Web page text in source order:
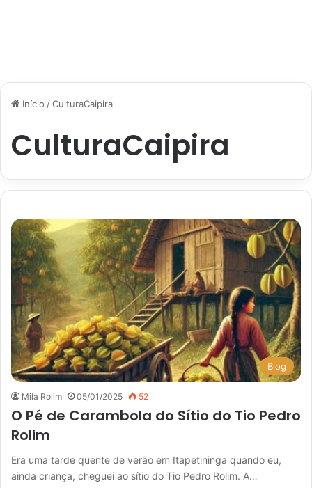
Início /CulturaCaipira
CulturaCaipira
Blog
Mila Rolim 05/01/2025 52
O Pé de Carambola do Sítio do Tio Pedro
Rolim
Era uma tarde quente de verão em Itapetininga quando eu,
ainda criança, cheguei ao sítio do Tio Pedro Rolim. A…